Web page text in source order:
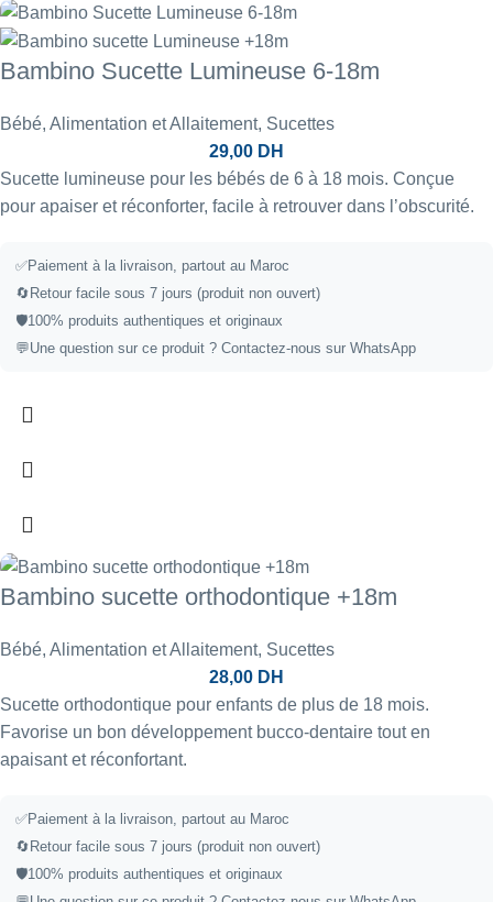
Bambino Sucette Lumineuse 6-18m
Bébé, Alimentation et Allaitement, Sucettes
29,00 DH
Sucette lumineuse pour les bébés de 6 à 18 mois. Conçue
pour apaiser et réconforter, facile à retrouver dans l’obscurité.
✅Paiement à la livraison, partout au Maroc
🔄 Retour facile sous 7 jours (produit non ouvert)
🛡️100% produits authentiques et originaux
💬Une question sur ce produit ? Contactez-nous sur WhatsApp
Bambino sucette orthodontique +18m
Bébé, Alimentation et Allaitement, Sucettes
28,00 DH
Sucette orthodontique pour enfants de plus de 18 mois.
Favorise un bon développement bucco-dentaire tout en
apaisant et réconfortant.
✅Paiement à la livraison, partout au Maroc
🔄 Retour facile sous 7 jours (produit non ouvert)
🛡️100% produits authentiques et originaux